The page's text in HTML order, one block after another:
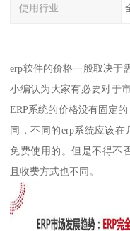
使用行业
erp软件的价格一般取决于
小编认为大家有必要对于
ERP系统的价格没有固定
同，不同的erp系统应该
免费使用的。但是不得不
且收费方式也不同。